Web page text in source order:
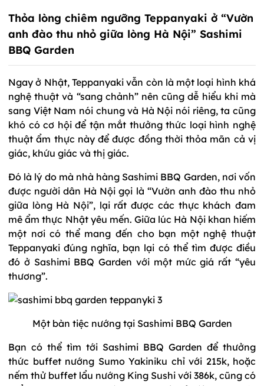
Thỏa lòng chiêm ngưỡng Teppanyaki ở “Vườn
anh đào thu nhỏ giữa lòng Hà Nội” Sashimi
BBQ Garden
Ngay ở Nhật, Teppanyaki vẫn còn là một loại hình khá
nghệ thuật và “sang chảnh” nên cũng dễ hiểu khi mà
sang Việt Nam nói chung và Hà Nội nói riêng, ta cũng
khó có cơ hội để tận mắt thưởng thức loại hình nghệ
thuật ẩm thực này để được đồng thời thỏa mãn cả vị
giác, khứu giác và thị giác.
Đó là lý do mà nhà hàng Sashimi BBQ Garden, nơi vốn
được người dân Hà Nội gọi là “Vườn anh đào thu nhỏ
giữa lòng Hà Nội”, lại rất được các thực khách đam
mê ẩm thực Nhật yêu mến. Giữa lúc Hà Nội khan hiếm
một nơi có thể mang đến cho bạn một nghệ thuật
Teppanyaki đúng nghĩa, bạn lại có thể tìm được điều
đó ở Sashimi BBQ Garden với một mức giá rất “yêu
thương”.
Một bàn tiệc nướng tại Sashimi BBQ Garden
Bạn có thể tìm tới Sashimi BBQ Garden để thưởng
thức buffet nướng Sumo Yakiniku chỉ với 215k, hoặc
nếm thử buffet lẩu nướng King Sushi với 386k, cũng có